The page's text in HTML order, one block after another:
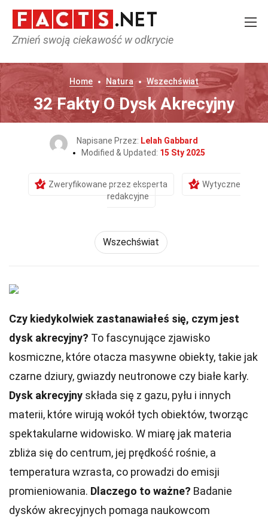
Zmień swoją ciekawość w odkrycie
Home Natura Wszechświat
32 Fakty O Dysk Akrecyjny
Napisane Przez: Lelah Gabbard
Modified & Updated: 15 Sty 2025
Zweryfikowane przez eksperta
Wytyczne
redakcyjne
Wszechświat
Czy kiedykolwiek zastanawiałeś się, czym jest
dysk akrecyjny? To fascynujące zjawisko
kosmiczne, które otacza masywne obiekty, takie jak
czarne dziury, gwiazdy neutronowe czy białe karły.
Dysk akrecyjny składa się z gazu, pyłu i innych
materii, które wirują wokół tych obiektów, tworząc
spektakularne widowisko. W miarę jak materia
zbliża się do centrum, jej prędkość rośnie, a
temperatura wzrasta, co prowadzi do emisji
promieniowania. Dlaczego to ważne? Badanie
dysków akrecyjnych pomaga naukowcom